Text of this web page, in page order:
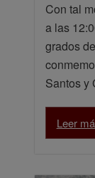
Con tal
a las
grados
Santos y
Leer